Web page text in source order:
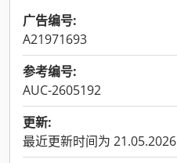
广告编号:
A21971693
参考编号:
AUC-2605192
更新:
最近更新时间为 21.05.2026